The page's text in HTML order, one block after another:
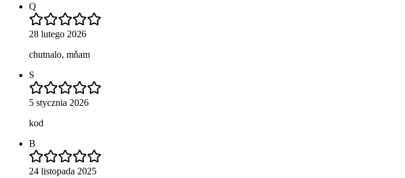
Q
28 lutego 2026
chutnalo, mňam
S
5 stycznia 2026
kod
B
24 listopada 2025